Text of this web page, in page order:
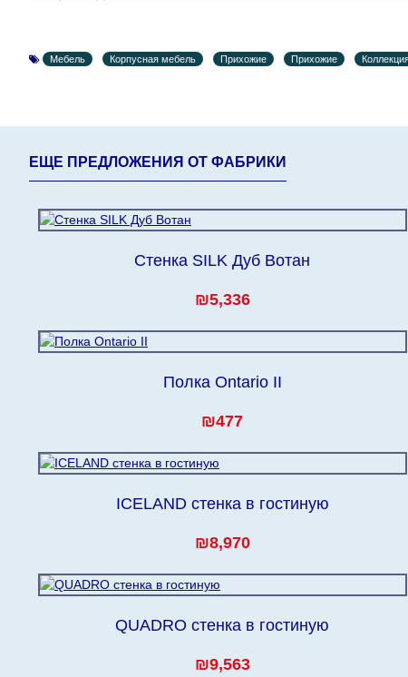
воскресенья по четверг недели, исключая
интернет-магазин не несет ответственности за
Мебель из категории "Модульная мебель
Мебель Корпусная мебель Прихожие Прихожие
ЕЩЕ ПРЕДЛОЖЕНИЯ ОТ ФАБРИКИ
Стенка SILK Дуб Вотан
₪5,336
Полка Ontario II
₪477
ICELAND стенка в гостиную
₪8,970
QUADRO стенка в гостиную
₪9,563